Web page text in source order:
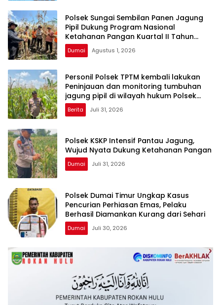
Polsek Sungai Sembilan Panen Jagung
Pipil Dukung Program Nasional
Ketahanan Pangan Kuartal II Tahun
2026
Dumai Agustus 1, 2026
Personil Polsek TPTM kembali lakukan
Peninjauan dan monitoring tumbuhan
jagung pipil di wilayah hukum Polsek
TPTM
Berita Juli 31, 2026
Polsek KSKP Intensif Pantau Jagung,
Wujud Nyata Dukung Ketahanan Pangan
Dumai Juli 31, 2026
Polsek Dumai Timur Ungkap Kasus
Pencurian Perhiasan Emas, Pelaku
Berhasil Diamankan Kurang dari Sehari
Dumai Juli 30, 2026